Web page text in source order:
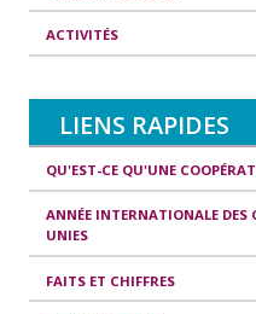
ACTIVITÉS
LIENS RAPIDES
QU'EST-CE QU'UNE
ANNÉE INTERNATIONALE DES
UNIES
FAITS ET CHIFFRES